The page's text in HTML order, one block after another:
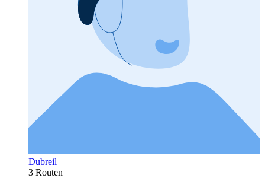
Dubreil
3 Routen